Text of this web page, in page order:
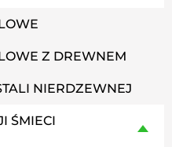
Z DREWNEM
NIERDZEWNEJ
ŚMIECI